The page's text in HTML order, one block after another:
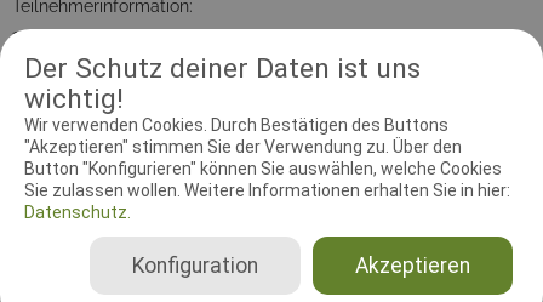
Der Schutz deiner Daten ist uns
wichtig!
Wir verwenden Cookies. Durch Bestätigen des Buttons
"Akzeptieren" stimmen Sie der Verwendung zu. Über den
Button "Konfigurieren" können Sie auswählen, welche Cookies
Sie zulassen wollen. Weitere Informationen erhalten Sie in hier:
Datenschutz.
Akzeptieren
Konfiguration
Teilnehmerinformation:
120
RICHTER UND HELFER
Agilityrichter
Deutschland